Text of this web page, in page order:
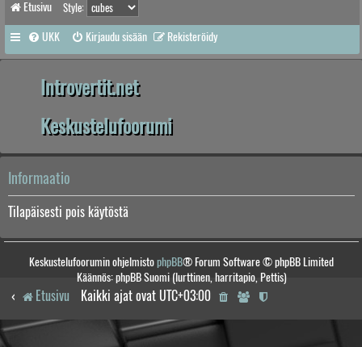
Etusivu Style:
UKK Kirjaudu sisään Rekisteröidy
Introvertit.net
Keskustelufoorumi
Informaatio
Tilapäisesti pois käytöstä
Keskustelufoorumin ohjelmistophpBB® Forum Software © phpBB Limited
Käännös: phpBB Suomi (lurttinen, harritapio, Pettis)
Etusivu Kaikki ajat ovat UTC+03:00